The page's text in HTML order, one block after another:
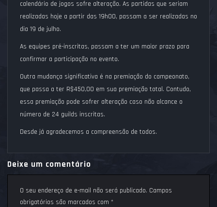
calendário de jogos sofre alteração. As partidas que seriam
realizadas hoje a partir das 19h00, passam a ser realizadas no
dia 19 de julho.
As equipes pré-inscritas, passam a ter um maior prazo para
confirmar a participação no evento.
Outra mudança significativa é na premiação do campeonato,
que passa a ter R$450,00 em sua premiação total. Contudo,
essa premiação pode sofrer alteração caso não alcance o
número de 24 guilds inscritas.
Desde já agradecemos a compreensão de todos.
Deixe um comentário
O seu endereço de e-mail não será publicado. Campos
obrigatórios são marcados com *